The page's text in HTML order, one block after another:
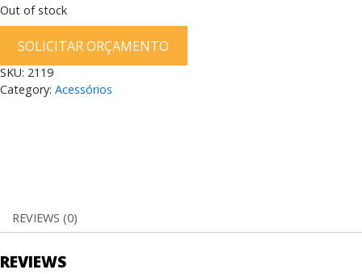
Out of stock
SOLICITAR ORÇAMENTO
SKU: 2119
Category: Acessórios
REVIEWS (0)
REVIEWS